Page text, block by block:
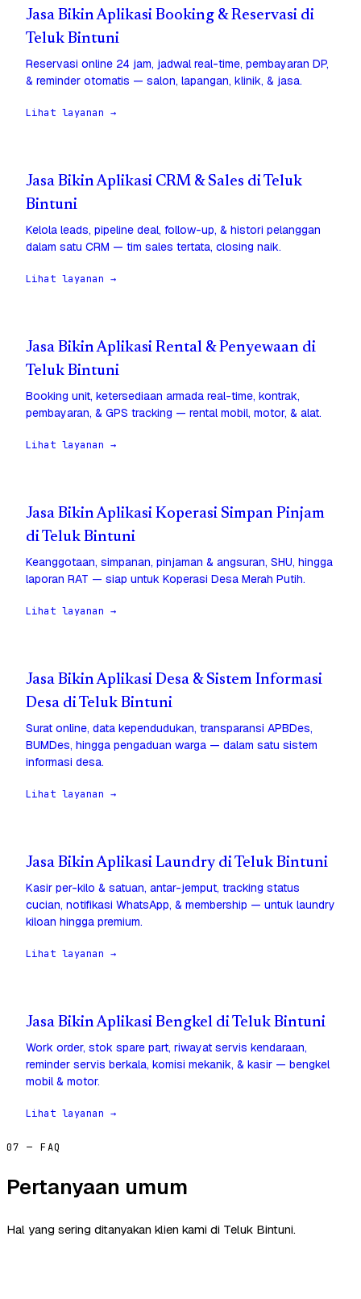
Jasa Bikin Aplikasi Booking & Reservasi di
Teluk Bintuni
Reservasi online 24 jam, jadwal real-time, pembayaran DP,
& reminder otomatis — salon, lapangan, klinik, & jasa.
Lihat layanan →
Jasa Bikin Aplikasi CRM & Sales di Teluk
Bintuni
Kelola leads, pipeline deal, follow-up, & histori pelanggan
dalam satu CRM — tim sales tertata, closing naik.
Lihat layanan →
Jasa Bikin Aplikasi Rental & Penyewaan di
Teluk Bintuni
Booking unit, ketersediaan armada real-time, kontrak,
pembayaran, & GPS tracking — rental mobil, motor, & alat.
Lihat layanan →
Jasa Bikin Aplikasi Koperasi Simpan Pinjam
di Teluk Bintuni
Keanggotaan, simpanan, pinjaman & angsuran, SHU, hingga
laporan RAT — siap untuk Koperasi Desa Merah Putih.
Lihat layanan →
Jasa Bikin Aplikasi Desa & Sistem Informasi
Desa di Teluk Bintuni
Surat online, data kependudukan, transparansi APBDes,
BUMDes, hingga pengaduan warga — dalam satu sistem
informasi desa.
Lihat layanan →
Jasa Bikin Aplikasi Laundry di Teluk Bintuni
Kasir per-kilo & satuan, antar-jemput, tracking status
cucian, notifikasi WhatsApp, & membership — untuk laundry
kiloan hingga premium.
Lihat layanan →
Jasa Bikin Aplikasi Bengkel di Teluk Bintuni
Work order, stok spare part, riwayat servis kendaraan,
reminder servis berkala, komisi mekanik, & kasir — bengkel
mobil & motor.
Lihat layanan →
07 — FAQ
Pertanyaan umum
Hal yang sering ditanyakan klien kami di Teluk Bintuni.